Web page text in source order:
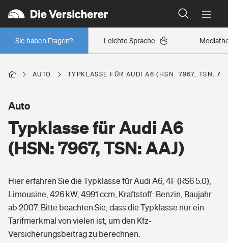
Leichte Sprache
Sie haben Fragen?
Wer versichert was: Jetzt Versicherer finden
Regionalklassen: So ist Ihre Region eingestuft
Wer versichert was: Jetzt Versicherer finden
Berufsunfähigkeitsversicherung
Erwerbsunfähigkeitsversicherung
Grundfähigkeitsversicherung
Arbeitsrechtsschutz
Berufshaftpflichtversicherung
Wohnen
Freizeit
Pri­vate Haft­pflicht­
Gesundheit
AUTO TYPKLASSE FÜR AUDI A6 (HSN: 7967, TSN:
Typklasse für Audi A6
(HSN: 7967, TSN: AAJ)
Auto
Hier erfahren Sie die Typklasse für Audi A6, 4F (RS6 5.0),
Limousine, 426 kW, 4991 ccm, Kraftstoff: Benzin, Baujahr
ab 2007. Bitte beachten Sie, dass die Typklasse nur ein
Tarifmerkmal von vielen ist, um den Kfz-
Versicherungsbeitrag zu berechnen.